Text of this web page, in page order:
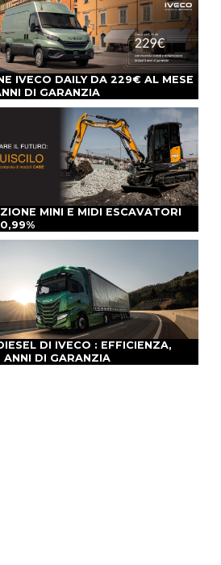
IVECO DAILY DA 229€ AL MESE
DI GARANZIA
MINI E MIDI ESCAVATORI
DI IVECO : EFFICIENZA,
ANNI DI GARANZIA